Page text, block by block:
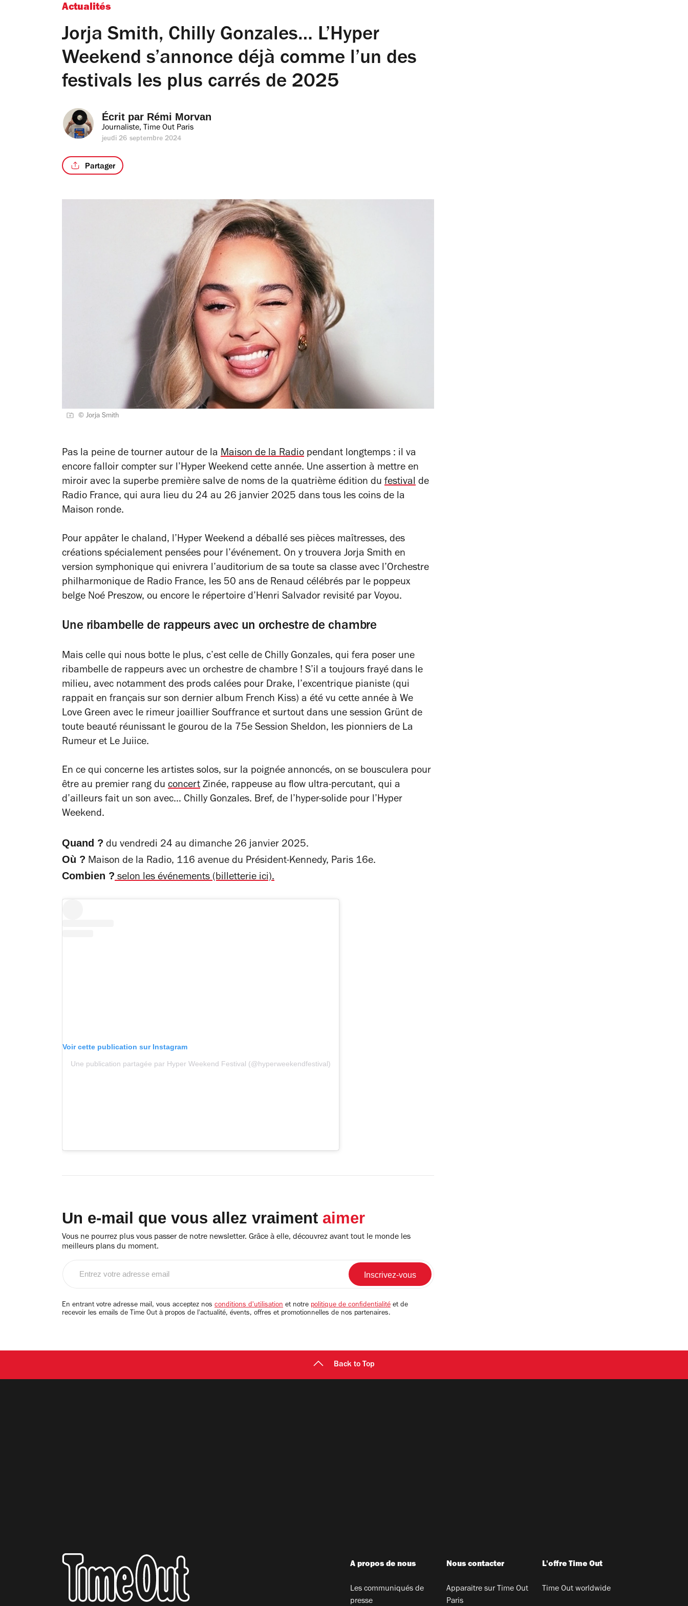
Actualités
Jorja Smith, Chilly Gonzales… L’Hyper
Weekend s’annonce déjà comme l’un des
festivals les plus carrés de 2025
Écrit par Rémi Morvan
Journaliste, Time Out Paris
jeudi 26 septembre 2024
Partager
© Jorja Smith
Pas la peine de tourner autour de la Maison de la Radio pendant longtemps : il va
encore falloir compter sur l’Hyper Weekend cette année. Une assertion à mettre en
miroir avec la superbe première salve de noms de la quatrième édition du festival de
Radio France, qui aura lieu du 24 au 26 janvier 2025 dans tous les coins de la
Maison ronde.
Pour appâter le chaland, l’Hyper Weekend a déballé ses pièces maîtresses, des
créations spécialement pensées pour l’événement. On y trouvera Jorja Smith en
version symphonique qui enivrera l’auditorium de sa toute sa classe avec l’Orchestre
philharmonique de Radio France, les 50 ans de Renaud célébrés par le poppeux
belge Noé Preszow, ou encore le répertoire d’Henri Salvador revisité par Voyou.
Une ribambelle de rappeurs avec un orchestre de chambre
Mais celle qui nous botte le plus, c’est celle de Chilly Gonzales, qui fera poser une
ribambelle de rappeurs avec un orchestre de chambre ! S’il a toujours frayé dans le
milieu, avec notamment des prods calées pour Drake, l’excentrique pianiste (qui
rappait en français sur son dernier album French Kiss) a été vu cette année à We
Love Green avec le rimeur joaillier Souffrance et surtout dans une session Grünt de
toute beauté réunissant le gourou de la 75e Session Sheldon, les pionniers de La
Rumeur et Le Juiice.
En ce qui concerne les artistes solos, sur la poignée annoncés, on se bousculera pour
être au premier rang du concert Zinée, rappeuse au flow ultra-percutant, qui a
d’ailleurs fait un son avec… Chilly Gonzales. Bref, de l’hyper-solide pour l’Hyper
Weekend.
Quand ? du vendredi 24 au dimanche 26 janvier 2025.
Où ? Maison de la Radio, 116 avenue du Président-Kennedy, Paris 16e.
Combien ? selon les événements (billetterie ici).
Voir cette publication sur Instagram
Une publication partagée par Hyper Weekend Festival (@hyperweekendfestival)
Un e-mail que vous allez vraiment aimer
Vous ne pourrez plus vous passer de notre newsletter. Grâce à elle, découvrez avant tout le monde les
meilleurs plans du moment.
email
En entrant votre adresse mail, vous acceptez nos conditions d'utilisation et notre politique de confidentialité et de
recevoir les emails de Time Out à propos de l'actualité, évents, offres et promotionnelles de nos partenaires.
Back to Top
A propos de nous
Les communiqués de
presse
Nous contacter
Apparaitre sur Time Out
Paris
L'offre Time Out
Time Out worldwide